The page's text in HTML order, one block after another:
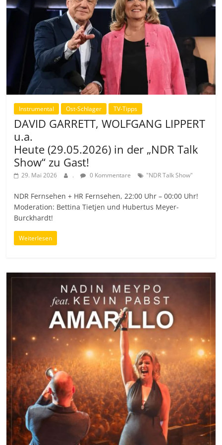
Instrumental Ost-Schlager TV-Tipps
DAVID GARRETT, WOLFGANG LIPPERT
u.a.
Heute (29.05.2026) in der „NDR Talk
Show“ zu Gast!
29. Mai 2026 . 0 Kommentare "NDR Talk Show"
NDR Fernsehen + HR Fernsehen, 22:00 Uhr – 00:00 Uhr!
Moderation: Bettina Tietjen und Hubertus Meyer-
Burckhardt!
Weiterlesen